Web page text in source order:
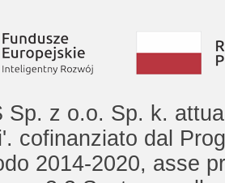
Sp. z o.o. Sp. k.
cofinanziato dal
2014-2020, asse